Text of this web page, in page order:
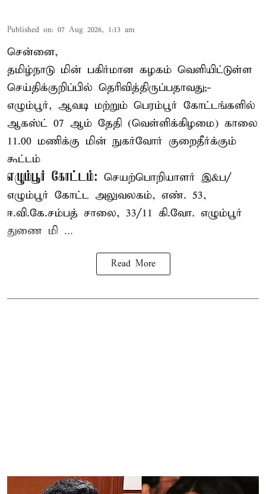
Published on: 07 Aug 2026, 1:13 am
சென்னை,
தமிழ்நாடு மின் பகிர்மான கழகம் வெளியிட்டுள்ள
செய்திக்குறிப்பில் தெரிவித்திருப்பதாவது;-
எழும்பூர், ஆவடி மற்றும் பெரம்பூர் கோட்டங்களில்
ஆகஸ்ட் 07 ஆம் தேதி (வெள்ளிக்கிழமை) காலை
11.00 மணிக்கு மின் நுகர்வோர் குறைதீர்க்கும்
கூட்டம்
எழும்பூர் கோட்டம்: செயற்பொறியாளர் இ&ப/
எழும்பூர் கோட்ட அலுவலகம், எண். 53,
ஈ.வி.கே.சம்பத் சாலை, 33/11 கி.வோ. எழும்பூர்
துணை மி ...
Read More